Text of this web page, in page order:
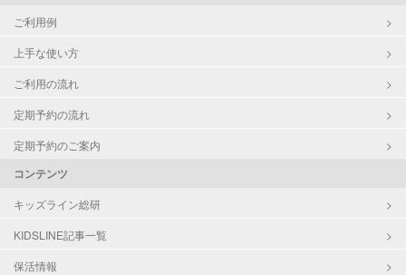
ご利用例
上手な使い方
ご利用の流れ
定期予約の流れ
定期予約のご案内
コンテンツ
キッズライン総研
KIDSLINE記事一覧
保活情報